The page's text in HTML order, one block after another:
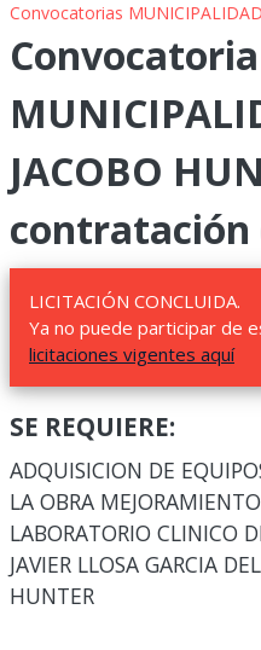
Convocatorias
Convocatoria
JACOBO
contratación
LICITACIÓN CONCLUIDA.
Ya no puede participar de
licitaciones vigentes aquí
SE REQUIERE:
ADQUISICION DE
LA OBRA
LABORATORIO CLINICO
JAVIER LLOSA GARCIA
HUNTER